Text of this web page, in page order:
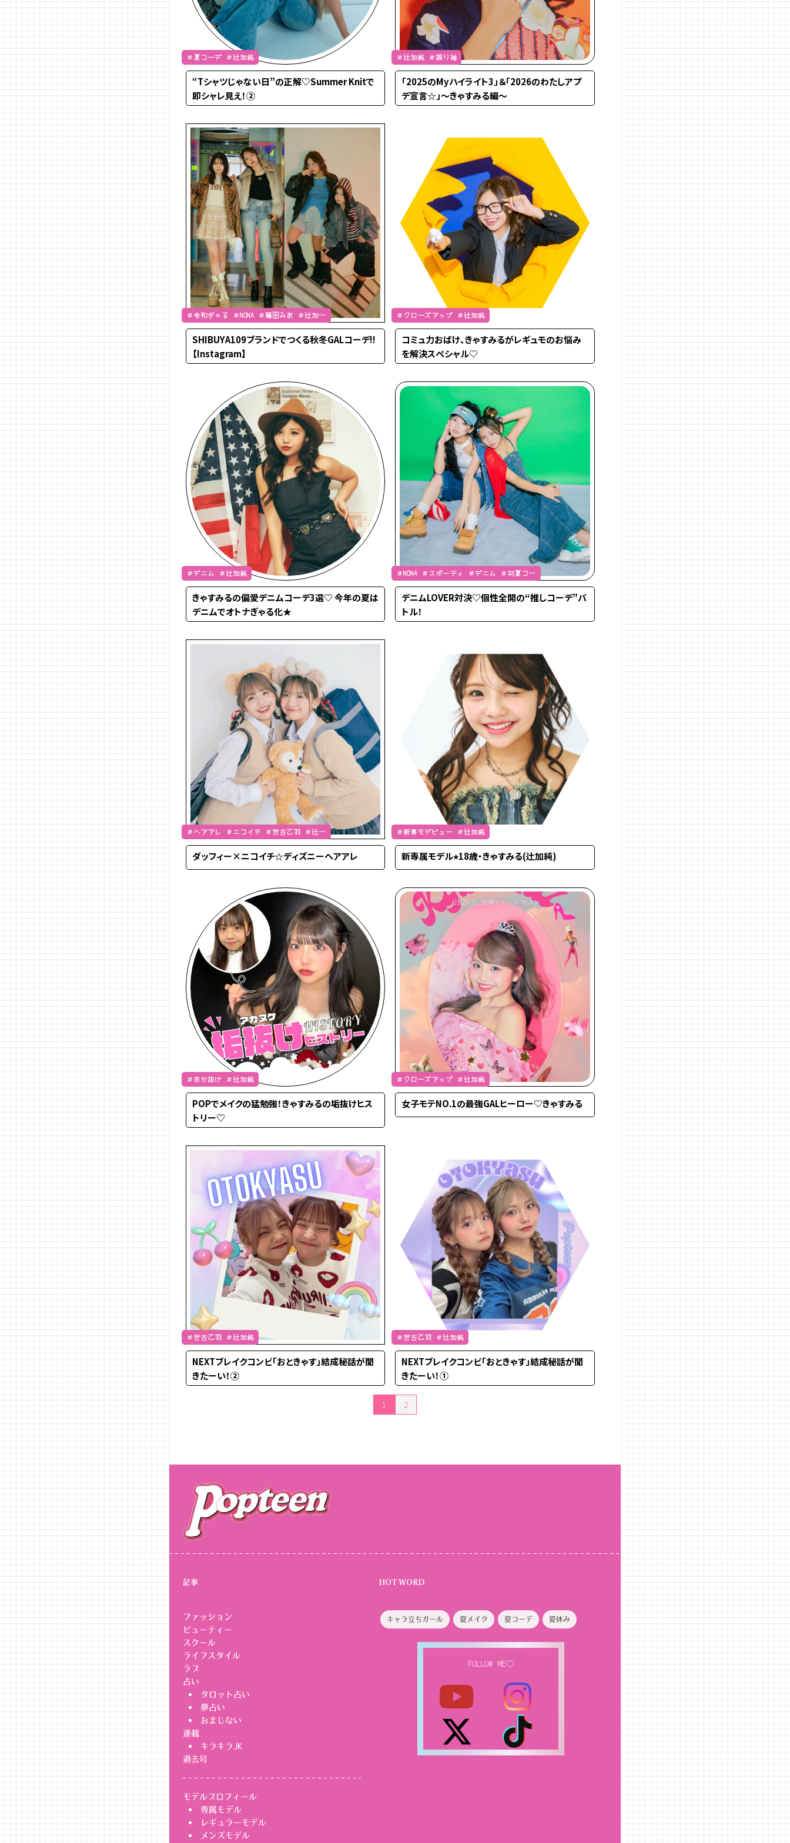
＃夏コーデ ＃辻加純
“Tシャツじゃない日”の正解♡Summer Knitで
即シャレ見え！②
＃辻加純 ＃振り袖
「2025のMyハイライト3」＆「2026のわたしアプ
デ宣言☆」～きゃすみる編～
＃令和ぎゃる ＃NONA ＃藤田みあ ＃辻加純
＃土屋惺来
SHIBUYA109ブランドでつくる秋冬GALコーデ!!
【Instagram】
＃クローズアップ ＃辻加純
コミュ力おばけ、きゃすみるがレギュモのお悩み
を解決スペシャル♡
＃デニム ＃辻加純
きゃすみるの偏愛デニムコーデ3選♡ 今年の夏は
デニムでオトナぎゃる化★
＃NONA ＃スポーティ ＃デニム ＃初夏コー
デ ＃辻加純 ＃オシャレ偏差値向上
デニムLOVER対決♡個性全開の“推しコーデ”バ
トル！
＃ヘアアレ ＃ニコイチ ＃世古乙羽 ＃辻加
純
ダッフィー×ニコイチ☆ディズニーヘアアレ
＃新専モデビュー ＃辻加純
新専属モデル⭐︎18歳・きゃすみる(辻加純)
＃あか抜け ＃辻加純
POPでメイクの猛勉強！きゃすみるの垢抜けヒス
トリー♡
＃クローズアップ ＃辻加純
女子モテNO.1の最強GALヒーロー♡きゃすみる
＃世古乙羽 ＃辻加純
NEXTブレイクコンビ「おときゃす」結成秘話が聞
きたーい！②
＃世古乙羽 ＃辻加純
NEXTブレイクコンビ「おときゃす」結成秘話が聞
きたーい！①
投稿のページ送り
1 2
記事
ファッション
ビューティー
スクール
ライフスタイル
ラブ
占い
タロット占い
夢占い
おまじない
連載
キラキラJK
過去号
モデルプロフィール
専属モデル
レギュラーモデル
メンズモデル
HOT WORD
キャラ立ちガール 夏メイク 夏コーデ 夏休み
FOLLOW ME♡